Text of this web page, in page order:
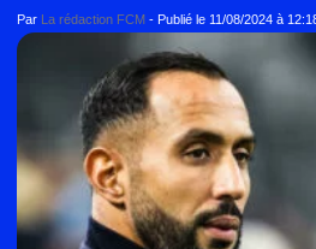
Par La rédaction FCM - Publié le 11/08/2024 à